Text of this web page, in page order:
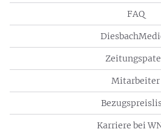
FAQ
Mitarbeiter
Karriere bei